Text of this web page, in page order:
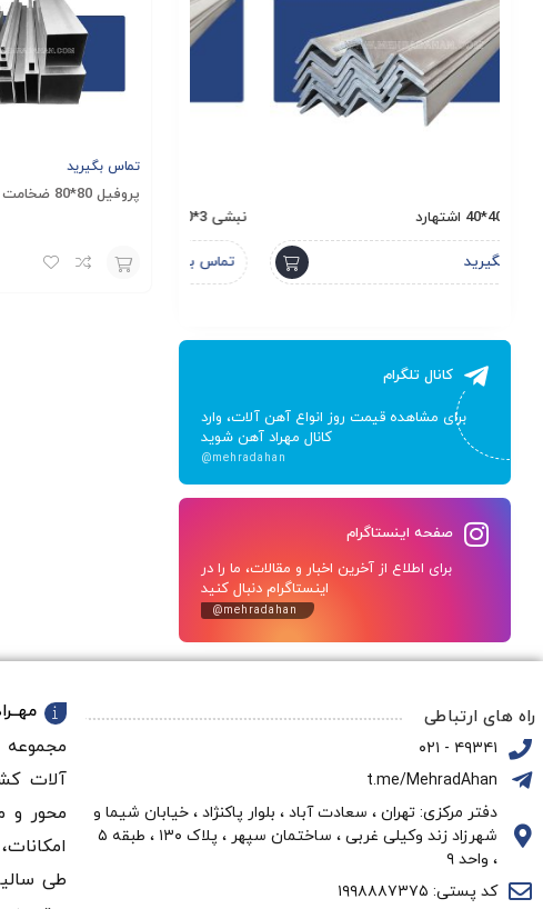
تماس بگیرید
پروفیل 80*80 ضخامت 3 میل
نبشی 3*40*40 آیهان فولاد
تماس بگیرید تماس بگیرید
کانال تلگرام
برای مشاهده قیمت روز انواع آهن آلات، وارد
کانال مهراد آهن شوید
@mehradahan
صفحه اینستاگرام
برای اطلاع از آخرین اخبار و مقالات، ما را در
اینستاگرام دنبال کنید
@mehradahan
راه های ارتباطی
۴۹۳۴۱ - ۰۲۱
t.me/MehradAhan
دفتر مرکزی: تهران ، سعادت آباد ، بلوار پاکنژاد ، خیابان شیما و
شهرزاد زند وکیلی غربی ، ساختمان سپهر ، پلاک ۱۳۰ ، طبقه ۵
، واحد ۹
کد پستی: ۱۹۹۸۸۸۷۳۷۵
آلات
محور و
طی